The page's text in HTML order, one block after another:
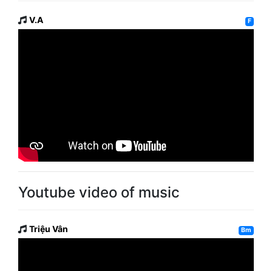
V.A F
Youtube video of music
Triệu Vân Bm